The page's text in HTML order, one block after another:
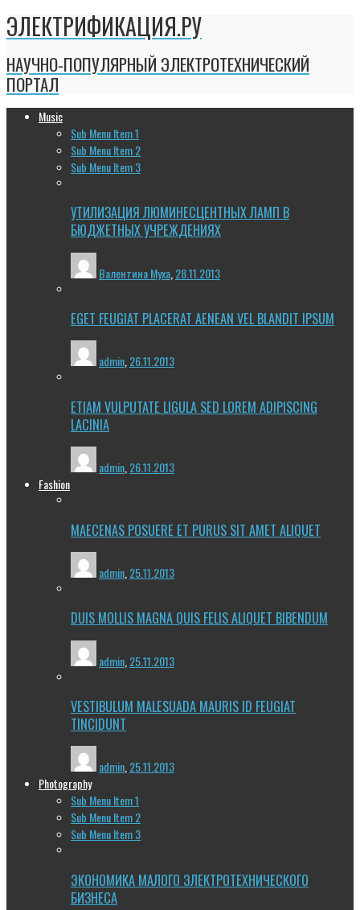
ЭЛЕКТРИФИКАЦИЯ.РУ
НАУЧНО-ПОПУЛЯРНЫЙ ЭЛЕКТРОТЕХНИЧЕСКИЙ
ПОРТАЛ
Music
Sub Menu Item 1
Sub Menu Item 2
Sub Menu Item 3
УТИЛИЗАЦИЯ ЛЮМИНЕСЦЕНТНЫХ ЛАМП В
БЮДЖЕТНЫХ УЧРЕЖДЕНИЯХ
Валентина Муха 28.11.2013
EGET FEUGIAT PLACERAT AENEAN VEL BLANDIT IPSUM
admin,26.11.2013
ETIAM VULPUTATE LIGULA SED LOREM ADIPISCING
LACINIA
admin 26.11.2013
Fashion
MAECENAS POSUERE ET PURUS SIT AMET ALIQUET
admin 25.11.2013
DUIS MOLLIS MAGNA QUIS FELIS ALIQUET BIBENDUM
admin 25.11.2013
VESTIBULUM MALESUADA MAURIS ID FEUGIAT
TINCIDUNT
admin,25.11.2013
Photography
Sub Menu Item 1
Sub Menu Item 2
Sub Menu Item 3
ЭКОНОМИКА МАЛОГО ЭЛЕКТРОТЕХНИЧЕСКОГО
БИЗНЕСА